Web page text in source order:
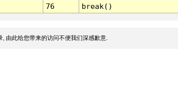
76 break()
由此给您带来的访问不便我们深感歉意.